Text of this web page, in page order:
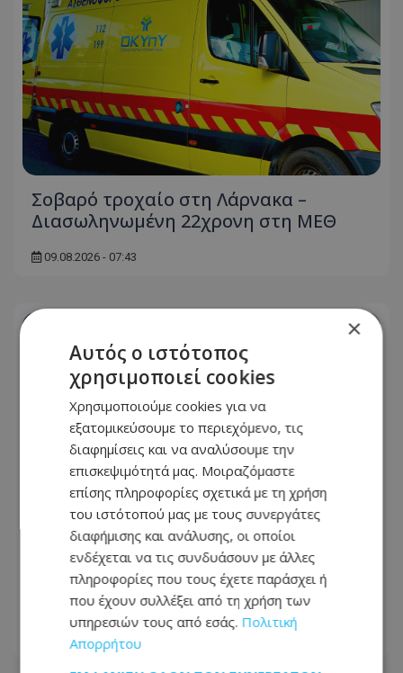
Σοβαρό τροχαίο στη Λάρνακα –
Διασωληνωμένη 22χρονη στη ΜΕΘ
09.08.2026 - 07:43
Νύχτα «φωτιά» για την Αστυνομία -
620 οχήματα στο μικροσκόπιο και
μπαράζ συλλήψεων
09.08.2026 - 07:25
×
Αυτός ο ιστότοπος
χρησιμοποιεί cookies
Χρησιμοποιούμε cookies για να
εξατομικεύσουμε το περιεχόμενο, τις
διαφημίσεις και να αναλύσουμε την
επισκεψιμότητά μας. Μοιραζόμαστε
επίσης πληροφορίες σχετικά με τη χρήση
του ιστότοπού μας με τους συνεργάτες
διαφήμισης και ανάλυσης, οι οποίοι
ενδέχεται να τις συνδυάσουν με άλλες
πληροφορίες που τους έχετε παράσχει ή
που έχουν συλλέξει από τη χρήση των
υπηρεσιών τους από εσάς. Πολιτική
Απορρήτου